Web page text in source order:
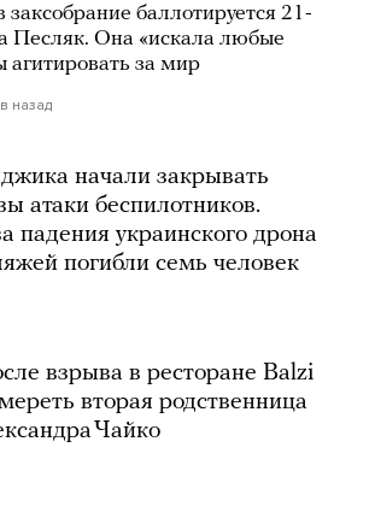
заксобрание баллотируется 21-
Песляк. Она «искала любые
агитировать за мир
назад
начали закрывать
атаки беспилотников.
падения украинского дрона
погибли семь человек
взрыва в ресторане Balzi
вторая родственница
Чайко